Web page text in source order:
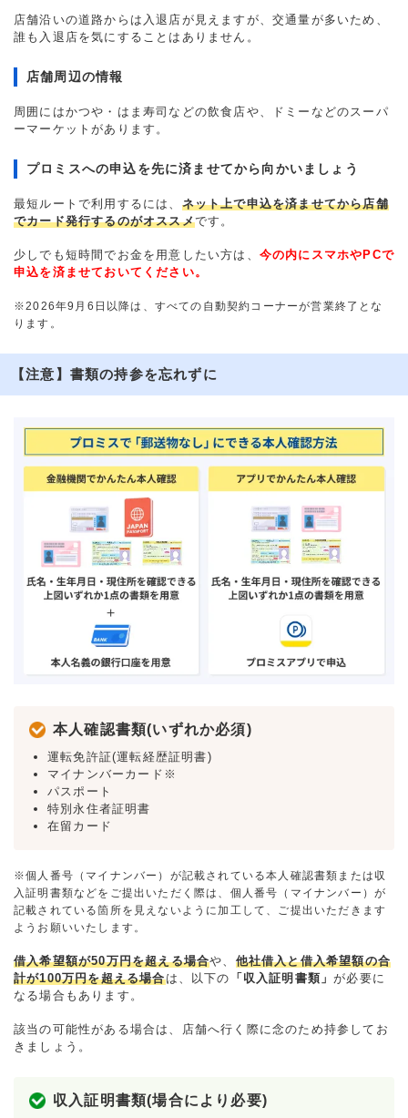
店舗沿いの道路からは入退店が見えますが、交通量が多いため、
誰も入退店を気にすることはありません。
店舗周辺の情報
周囲にはかつや・はま寿司などの飲食店や、ドミーなどのスーパ
ーマーケットがあります。
プロミスへの申込を先に済ませてから向かいましょう
最短ルートで利用するには、 ネット上で申込を済ませてから店舗
でカード発行するのがオススメです。
少しでも短時間でお金を用意したい方は、 今の内にスマホやPCで
申込を済ませておいてください。
※2026年9月6日以降は、すべての自動契約コーナーが営業終了とな
ります。
【注意】書類の持参を忘れずに
本人確認書類(いずれか必須)
運転免許証(運転経歴証明書)
マイナンバーカード※
パスポート
特別永住者証明書
在留カード
※個人番号（マイナンバー）が記載されている本人確認書類または収
入証明書類などをご提出いただく際は、個人番号（マイナンバー）が
記載されている箇所を見えないように加工して、ご提出いただきます
ようお願いいたします。
借入希望額が50万円を超える場合や、 他社借入と借入希望額の合
計が100万円を超える場合は、以下の 「収入証明書類」が必要に
なる場合もあります。
該当の可能性がある場合は、店舗へ行く際に念のため持参してお
きましょう。
収入証明書類(場合により必要)